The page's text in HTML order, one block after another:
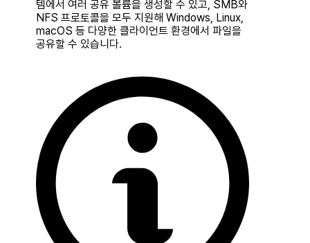
템에서 여러 공유 볼륨을 생성할 수 있고, SMB와
NFS 프로토콜을 모두 지원해 Windows, Linux,
macOS 등 다양한 클라이언트 환경에서 파일을
공유할 수 있습니다.